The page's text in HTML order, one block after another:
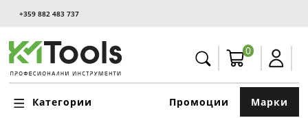
+359 882 483 737
0
Категории Марки
Промоции